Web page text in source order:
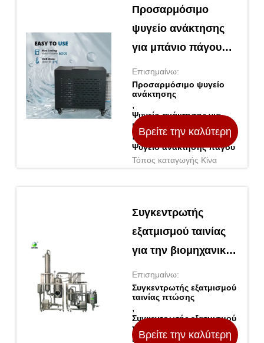
Προσαρμόσιμο
ψυγείο ανάκτησης
για μπάνιο πάγου
Ιδανικό για τις
ανάγκες της
Επισημαίνω:
Προσαρμόσιμο ψυγείο
ανάκτησης
Ψυγείο ανάκτησης για
μπάνιο πάγου
,
Ψυγείο ανάκτησης πάγου
Τόπος καταγωγής Κίνα
Βρείτε την καλύτερη
τιμή
Συγκεντρωτής
εξατμισμού ταινίας
για την βιομηχανική
παραγωγή
Επισημαίνω:
Συγκεντρωτής εξατμισμού
ταινίας πτώσης
,
Συγκεντρωτής εξατμισμού
ταινίας πτώσης
βιομηχανικής παραγωγής
Βρείτε την καλύτερη